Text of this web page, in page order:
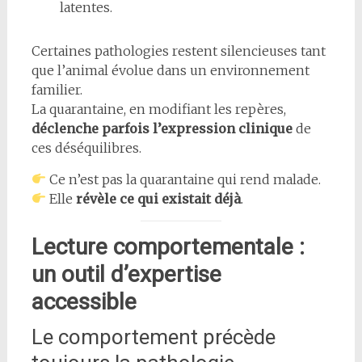
latentes.
Certaines pathologies restent silencieuses tant
que l’animal évolue dans un environnement
familier.
La quarantaine, en modifiant les repères,
déclenche parfois l’expression cliniquede
ces déséquilibres.
Ce n’est pas la quarantaine qui rend malade.
Ellerévèle ce qui existait déjà.
Lecture comportementale :
un outil d’expertise
accessible
Le comportement précède